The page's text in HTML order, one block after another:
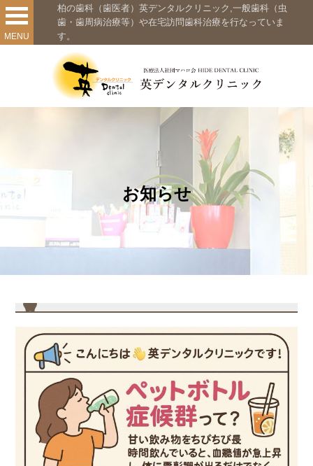
MENU
柏の歯科（歯医者）英デンタルクリニック,一般歯科（虫
歯・歯周病治療等）や在宅訪問歯科治療を行なっていま
す。
お知らせ